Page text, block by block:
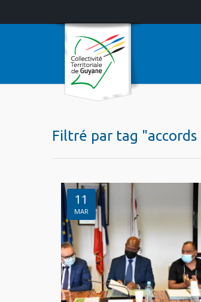
Filtré par tag
11
MAR